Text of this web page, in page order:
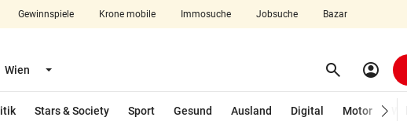
Gewinnspiele Krone mobile Immosuche Jobsuche Bazar
Wien Menü aufklappen search Suchen
account_circle
Stars & Society Sport Gesund Ausland Digital Motor